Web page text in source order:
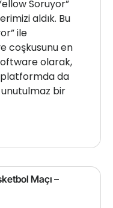
Soruyor”
aldık. Bu
ile
coşkusunu en
olarak,
platformda da
unutulmaz bir
Maçı –